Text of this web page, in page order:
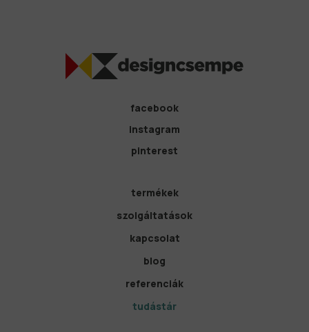
facebook
instagram
pinterest
termékek
szolgáltatások
kapcsolat
blog
referenciák
tudástár